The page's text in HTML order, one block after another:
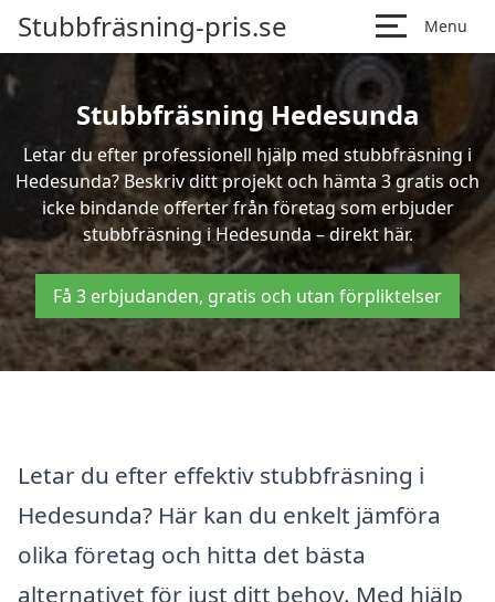
Stubbfräsning-pris.se Menu
Stubbfräsning Hedesunda
Letar du efter professionell hjälp med stubbfräsning i
Hedesunda? Beskriv ditt projekt och hämta 3 gratis och
icke bindande offerter från företag som erbjuder
stubbfräsning i Hedesunda – direkt här.
Få 3 erbjudanden, gratis och utan förpliktelser
Letar du efter effektiv stubbfräsning i
Hedesunda? Här kan du enkelt jämföra
olika företag och hitta det bästa
alternativet för just ditt behov. Med hjälp